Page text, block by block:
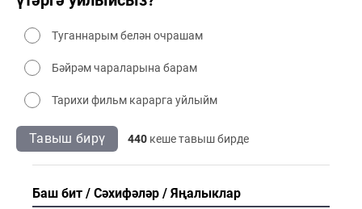
Туганнарым белән очрашам
Бәйрәм чараларына барам
Тарихи фильм карарга уйлыйм
Тавыш бирү 440 кеше тавыш бирде
Баш бит Сәхифәләр Яңалыклар